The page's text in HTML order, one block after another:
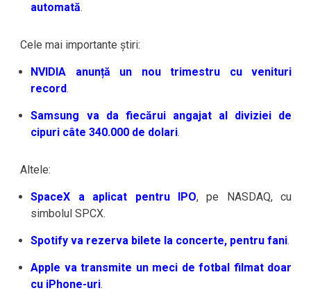
automată.
Cele mai importante știri:
NVIDIA anunță un nou trimestru cu venituri
record.
Samsung va da fiecărui angajat al diviziei de
cipuri câte 340.000 de dolari.
Altele:
SpaceX a aplicat pentru IPO, pe NASDAQ, cu
simbolul SPCX.
Spotify va rezerva bilete la concerte, pentru fani.
Apple va transmite un meci de fotbal filmat doar
cu iPhone-uri.